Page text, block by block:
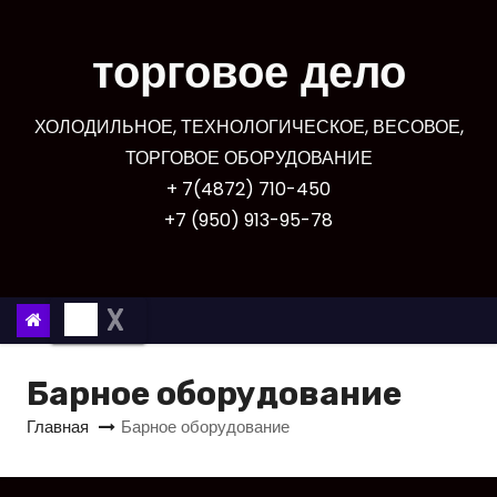
о
м
торговое дело
ХОЛОДИЛЬНОЕ, ТЕХНОЛОГИЧЕСКОЕ, ВЕСОВОЕ,
ТОРГОВОЕ ОБОРУДОВАНИЕ
+ 7(4872) 710-450
+7 (950) 913-95-78
X
Барное оборудование
Главная Барное оборудование